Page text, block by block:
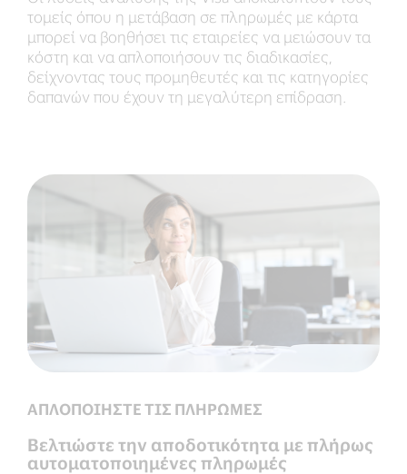
τομείς όπου η μετάβαση σε πληρωμές με κάρτα
μπορεί να βοηθήσει τις εταιρείες να μειώσουν τα
κόστη και να απλοποιήσουν τις διαδικασίες,
δείχνοντας τους προμηθευτές και τις κατηγορίες
δαπανών που έχουν τη μεγαλύτερη επίδραση.
ΑΠΛΟΠΟΙΗΣΤΕ ΤΙΣ ΠΛΗΡΩΜΕΣ
Βελτιώστε την αποδοτικότητα με πλήρως
αυτοματοποιημένες πληρωμές